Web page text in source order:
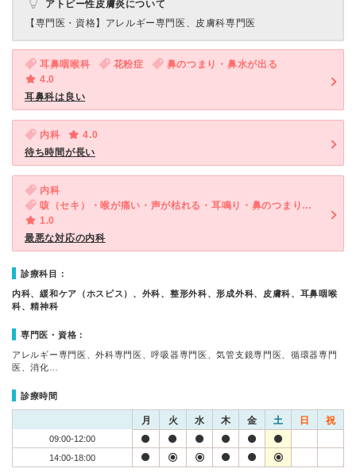
アトピー性皮膚炎について
【専門医・資格】 アレルギー専門医、皮膚科専門医
耳鼻咽喉科 花粉症
鼻のつまり・鼻水が出る
4.0
耳鼻科は良い
内科
4.0
待ち時間が長い
内科
咳（セキ）・喉が痛い・声が枯れる・耳鳴り・鼻のつまり・鼻水が出る・くしゃみ
1.0
最悪な対応の内科
診療科目：
内科、緩和ケア（ホスピス）、外科、整形外科、形成外科、皮膚科、耳鼻咽喉
科、精神科
専門医・資格：
アレルギー専門医、外科専門医、呼吸器専門医、気管支鏡専門医、循環器専門
医、消化…
診療時間
月 火 水 木 金 土 日 祝
09:00-12:00
14:00-18:00